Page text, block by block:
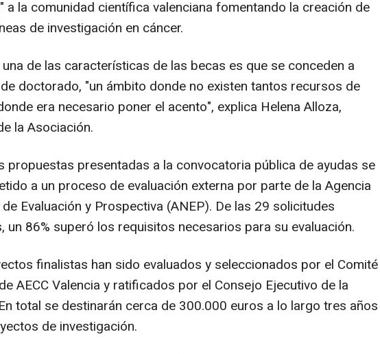
a la comunidad científica valenciana fomentando la creación de
de investigación en cáncer.
de las características de las becas es que se conceden a
doctorado, "un ámbito donde no existen tantos recursos de
era necesario poner el acento", explica Helena Alloza,
la Asociación.
propuestas presentadas a la convocatoria pública de ayudas se
a un proceso de evaluación externa por parte de la Agencia
Evaluación y Prospectiva (ANEP). De las 29 solicitudes
un 86% superó los requisitos necesarios para su evaluación.
finalistas han sido evaluados y seleccionados por el Comité
AECC Valencia y ratificados por el Consejo Ejecutivo de la
total se destinarán cerca de 300.000 euros a lo largo tres años
de investigación.